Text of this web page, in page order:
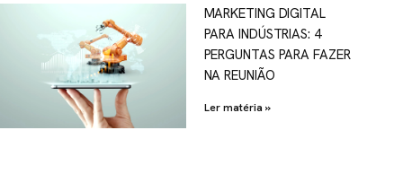
MARKETING DIGITAL
PARA INDÚSTRIAS: 4
PERGUNTAS PARA FAZER
NA REUNIÃO
Ler matéria »